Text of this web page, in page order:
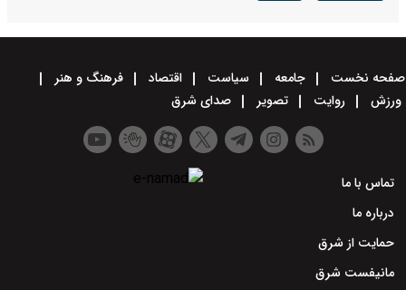
صفحه نخست جامعه سیاست اقتصاد
فرهنگ و هنر
ورزش
روایت تصویر صدای شرق
تماس با ما
درباره ما
حمایت از شرق
مانیفست شرق